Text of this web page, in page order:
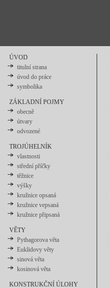
ÚVOD
titulní strana
úvod do práce
symbolika
ZÁKLADNÍ POJMY
obecně
útvary
odvozené
TROJÚHELNÍK
vlastnosti
střední příčky
těžnice
výšky
kružnice opsaná
kružnice vepsaná
kružnice připsaná
VĚTY
Pythagorova věta
Euklidovy věty
sinová věta
kosinová věta
KONSTRUKČNÍ ÚLOHY